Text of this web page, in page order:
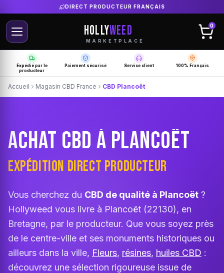
LIVRAISON GRATUITE SELON PRODUCTEUR
HOLLYWEED
MARKETPLACE
0
Expédié par le
producteur
Paiement sécurisé Service client 100% Français
Accueil Magasin CBD France CBD Plancoët
ACHAT CBD À PLANCOËT
EXPÉDITION DIRECT PRODUCTEUR
Vous cherchez du CBD de qualité à Plancoët ?
Hollyweed vous livre à Plancoët (22130), en
Bretagne, par le producteur. Que vous soyez près
de le centre-ville et ses monuments historiques ou
ailleurs dans la ville, Fleurs, résines, huiles CBD :
découvrez une sélection rigoureuse issue de